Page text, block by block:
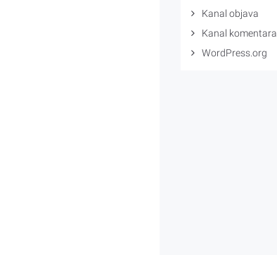
Kanal objava
Kanal komentara
WordPress.org